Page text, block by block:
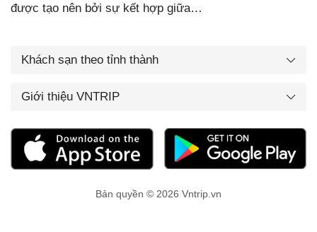
được tạo nên bởi sự kết hợp giữa…
Khách sạn theo tỉnh thành
Giới thiệu VNTRIP
Bản quyền © 2026 Vntrip.vn